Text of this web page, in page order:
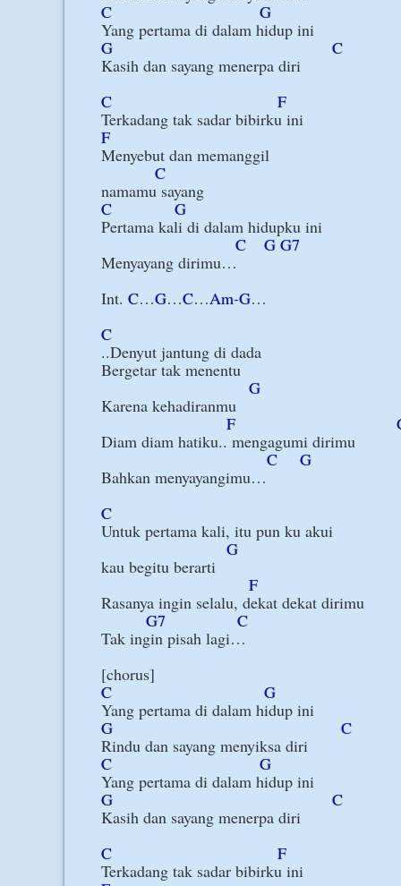
C
G
G
C
Kasih dan sayang menerpa diri
C
F
F
Menyebut dan memanggil
C
C
G
Pertama kali di dalam hidupku ini
C
G G7
Menyayang dirimu…
Int. C…G…C…Am-G…
C
..Denyut jantung di dada
Bergetar tak menentu
G
Karena kehadiranmu
F
Diam diam hatiku.. mengagumi dirimu
C
G
Bahkan menyayangimu…
C
Untuk pertama kali, itu pun ku akui
G
kau begitu berarti
F
Rasanya ingin selalu, dekat dekat dirimu
G7
C
Tak ingin pisah lagi…
C
G
G
C
C
G
G
C
Kasih dan sayang menerpa diri
C
F